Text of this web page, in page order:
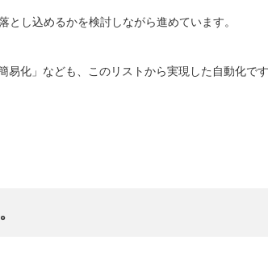
し込めるかを検討しながら進めています。
化」なども、このリストから実現した自動化です